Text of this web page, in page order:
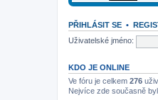
PŘIHLÁSIT SE •
Uživatelské jméno:
KDO JE ONLINE
Ve fóru je celkem 276
Nejvíce zde současně